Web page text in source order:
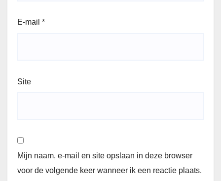
E-mail *
Site
Mijn naam, e-mail en site opslaan in deze browser
voor de volgende keer wanneer ik een reactie plaats.